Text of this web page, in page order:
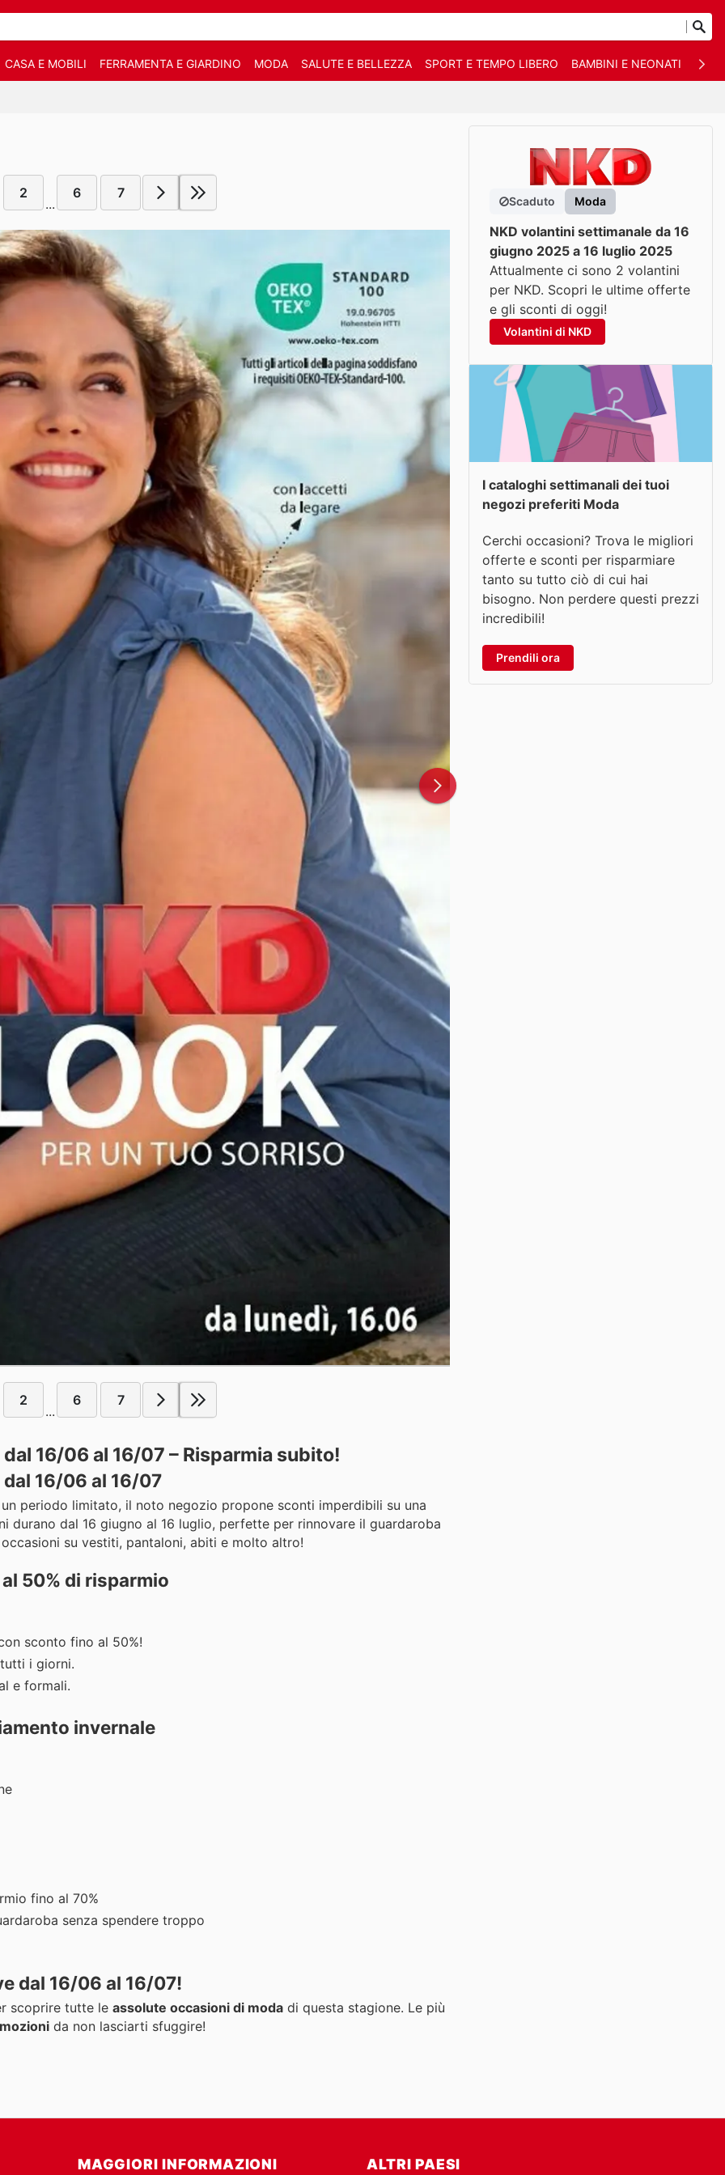
CASA E MOBILI FERRAMENTA E GIARDINO MODA SALUTE E BELLEZZA SPORT E TEMPO LIBERO BAMBINI E NEONATI
2
...
6 7
2
...
6 7
16/06 al 16/07 – Risparmia subito!
16/06 al 16/07
periodo limitato, il noto negozio propone sconti imperdibili su una
durano dal 16 giugno al 16 luglio, perfette per rinnovare il guardaroba
su vestiti, pantaloni, abiti e molto altro!
50% di risparmio
sconto fino al 50%!
i giorni.
e formali.
invernale
fino al 70%
senza spendere troppo
dal 16/06 al 16/07!
scoprire tutte le assolute occasioni di moda di questa stagione. Le più
da non lasciarti sfuggire!
Scaduto Moda
NKD volantini settimanale da 16
giugno 2025 a 16 luglio 2025
Attualmente ci sono 2 volantini
per NKD. Scopri le ultime offerte
e gli sconti di oggi!
Volantini di NKD
I cataloghi settimanali dei tuoi
negozi preferiti Moda
Cerchi occasioni? Trova le migliori
offerte e sconti per risparmiare
tanto su tutto ciò di cui hai
bisogno. Non perdere questi prezzi
incredibili!
Prendili ora
MAGGIORI INFORMAZIONI ALTRI PAESI